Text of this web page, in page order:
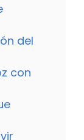
del
con